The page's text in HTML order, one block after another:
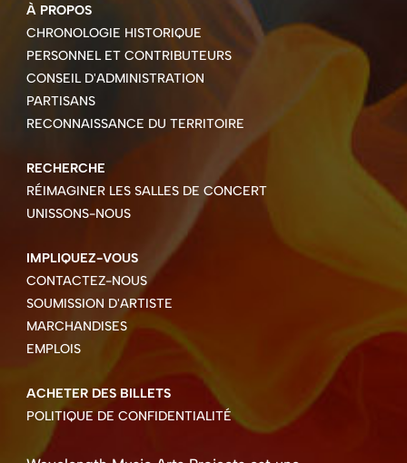
À PROPOS
CHRONOLOGIE HISTORIQUE
PERSONNEL ET CONTRIBUTEURS
CONSEIL D'ADMINISTRATION
PARTISANS
RECONNAISSANCE DU TERRITOIRE
RECHERCHE
RÉIMAGINER LES SALLES DE CONCERT
UNISSONS-NOUS
IMPLIQUEZ-VOUS
CONTACTEZ-NOUS
SOUMISSION D'ARTISTE
MARCHANDISES
EMPLOIS
ACHETER DES BILLETS
POLITIQUE DE CONFIDENTIALITÉ